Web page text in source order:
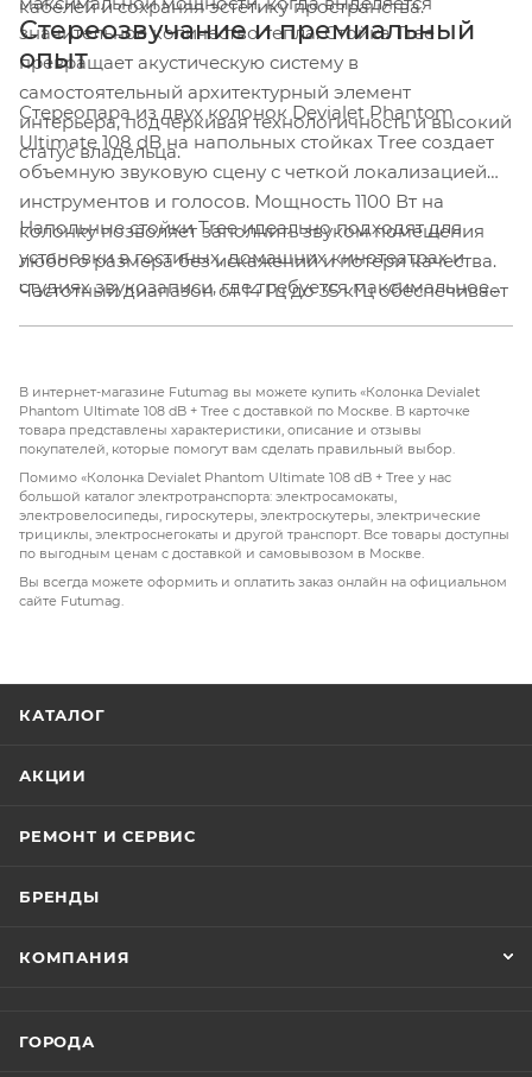
кабелей и сохраняя эстетику пространства.
значительное количество тепла. Стойка Tree
превращает акустическую систему в
самостоятельный архитектурный элемент
интерьера, подчеркивая технологичность и высокий
статус владельца.
Стереозвучание и премиальный
опыт
Стереопара из двух колонок Devialet Phantom
Ultimate 108 dB на напольных стойках Tree создает
объемную звуковую сцену с четкой локализацией
инструментов и голосов. Мощность 1100 Вт на
колонку позволяет заполнить звуком помещения
любого размера без искажений и потери качества.
Частотный диапазон от 14 Гц до 35 кГц обеспечивает
воздушности и простора.
Напольные стойки Tree идеально подходят для
установки в гостиных, домашних кинотеатрах и
студиях звукозаписи, где требуется максимальное
обеспечивает устойчивость и гасит вибрации.
Devialet Phantom Ultimate 108 dB с напольными
компромиссы между качеством звука и дизайном.
В интернет-магазине Futumag вы можете купить «Колонка Devialet
Phantom Ultimate 108 dB + Tree с доставкой по Москве. В карточке
товара представлены характеристики, описание и отзывы
покупателей, которые помогут вам сделать правильный выбор.
Помимо «Колонка Devialet Phantom Ultimate 108 dB + Tree у нас
большой каталог электротранспорта: электросамокаты,
электровелосипеды, гироскутеры, электроскутеры, электрические
трициклы, электроснегокаты и другой транспорт. Все товары доступны
по выгодным ценам с доставкой и самовывозом в Москве.
Вы всегда можете оформить и оплатить заказ онлайн на официальном
сайте Futumag.
КАТАЛОГ
АКЦИИ
РЕМОНТ И СЕРВИС
БРЕНДЫ
КОМПАНИЯ
ГОРОДА